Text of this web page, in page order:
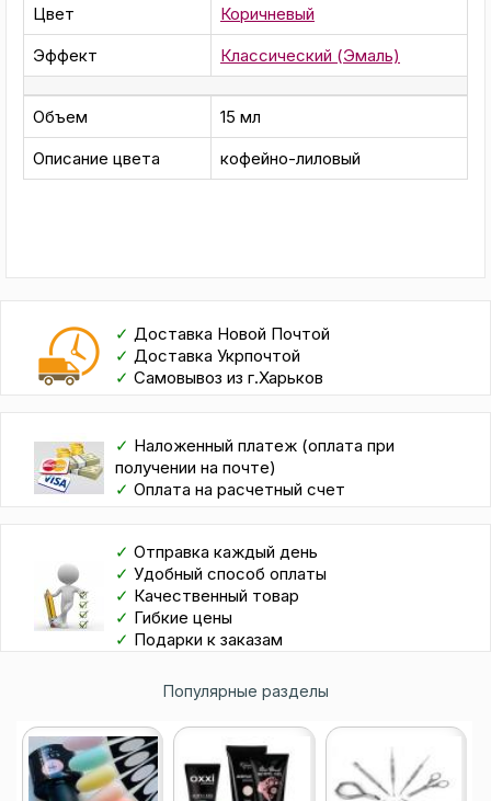
Цвет
Коричневый
Эффект
Классический (Эмаль)
Объем
15 мл
Описание цвета
кофейно-лиловый
✓ Доставка Новой Почтой
✓ Доставка Укрпочтой
✓ Самовывоз из г.Харьков
✓ Наложенный платеж (оплата при
получении на почте)
✓ Оплата на расчетный счет
✓ Отправка каждый день
✓ Удобный способ оплаты
✓ Качественный товар
✓ Гибкие цены
✓ Подарки к заказам
Популярные разделы